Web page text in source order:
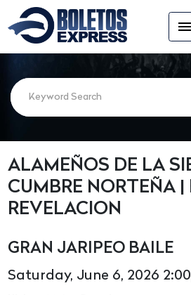
menu
ALAMEÑOS DE LA
CUMBRE NORTEÑA |
REVELACION
GRAN JARIPEO BAILE
Saturday, June 6, 2026